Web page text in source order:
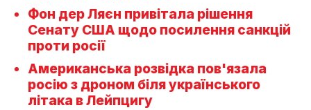
Фон дер Ляєн привітала рішення
Сенату США щодо посилення санкцій
проти росії
Американська розвідка пов'язала
росію з дроном біля українського
літака в Лейпцигу